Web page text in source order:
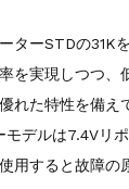
ターSTDの31K
を実現しつつ、
れた特性を備え
デルは7.4Vリ
用すると故障の